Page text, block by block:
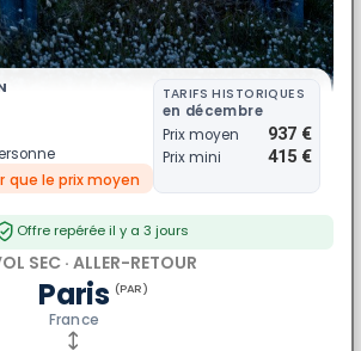
que le prix moyen
TARIFS HISTORIQUES
en décembre
Prix moyen
937 €
Prix mini 415 €
Offre repérée il y a 3 jours
SEC · ALLER-RETOUR
Paris (PAR)
France